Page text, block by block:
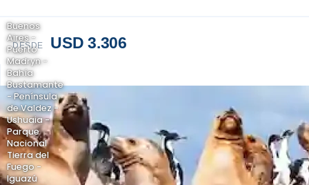
DESDE USD 3.306
Buenos
Aires -
Puerto
Madryn -
Bahía
Bustamante
- Península
de Valdez -
Ushuaia -
Parque
Nacional
Tierra del
Fuego -
Iguazú